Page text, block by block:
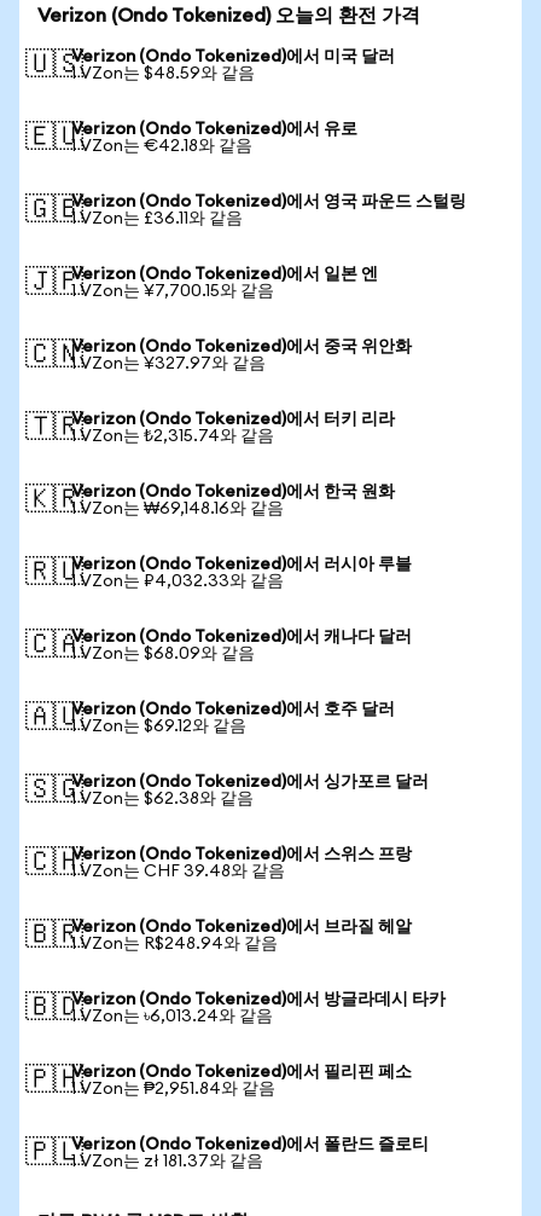
Verizon (Ondo Tokenized) 오늘의 환전 가격
🇺🇸Verizon (Ondo Tokenized)에서 미국 달러
1 VZon는 $48.59와 같음
🇪🇺Verizon (Ondo Tokenized)에서 유로
1 VZon는 €42.18와 같음
🇬🇧Verizon (Ondo Tokenized)에서 영국 파운드 스털링
1 VZon는 £36.11와 같음
🇯🇵Verizon (Ondo Tokenized)에서 일본 엔
1 VZon는 ¥7,700.15와 같음
🇨🇳Verizon (Ondo Tokenized)에서 중국 위안화
1 VZon는 ¥327.97와 같음
🇹🇷Verizon (Ondo Tokenized)에서 터키 리라
1 VZon는 ₺2,315.74와 같음
🇰🇷Verizon (Ondo Tokenized)에서 한국 원화
1 VZon는 ₩69,148.16와 같음
🇷🇺Verizon (Ondo Tokenized)에서 러시아 루블
1 VZon는 ₽4,032.33와 같음
🇨🇦Verizon (Ondo Tokenized)에서 캐나다 달러
1 VZon는 $68.09와 같음
🇦🇺Verizon (Ondo Tokenized)에서 호주 달러
1 VZon는 $69.12와 같음
🇸🇬Verizon (Ondo Tokenized)에서 싱가포르 달러
1 VZon는 $62.38와 같음
🇨🇭Verizon (Ondo Tokenized)에서 스위스 프랑
1 VZon는 CHF 39.48와 같음
🇧🇷Verizon (Ondo Tokenized)에서 브라질 헤알
1 VZon는 R$248.94와 같음
🇧🇩Verizon (Ondo Tokenized)에서 방글라데시 타카
1 VZon는 ৳6,013.24와 같음
🇵🇭Verizon (Ondo Tokenized)에서 필리핀 페소
1 VZon는 ₱2,951.84와 같음
🇵🇱Verizon (Ondo Tokenized)에서 폴란드 즐로티
1 VZon는 zł 181.37와 같음